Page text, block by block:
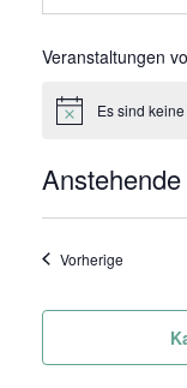
Veranstaltungen
HinweisEs sind
Anstehende
Vorherige